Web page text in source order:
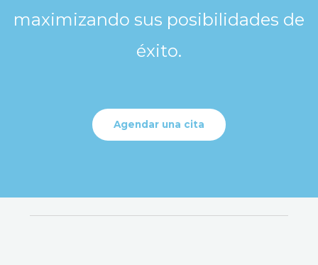
maximizando sus posibilidades de
éxito.
Agendar una cita